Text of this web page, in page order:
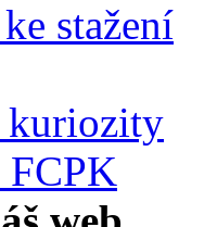
stažení
kuriozity
FCPK